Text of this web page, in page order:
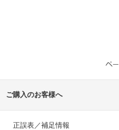
ご購入のお客様へ
正誤表／補足情報